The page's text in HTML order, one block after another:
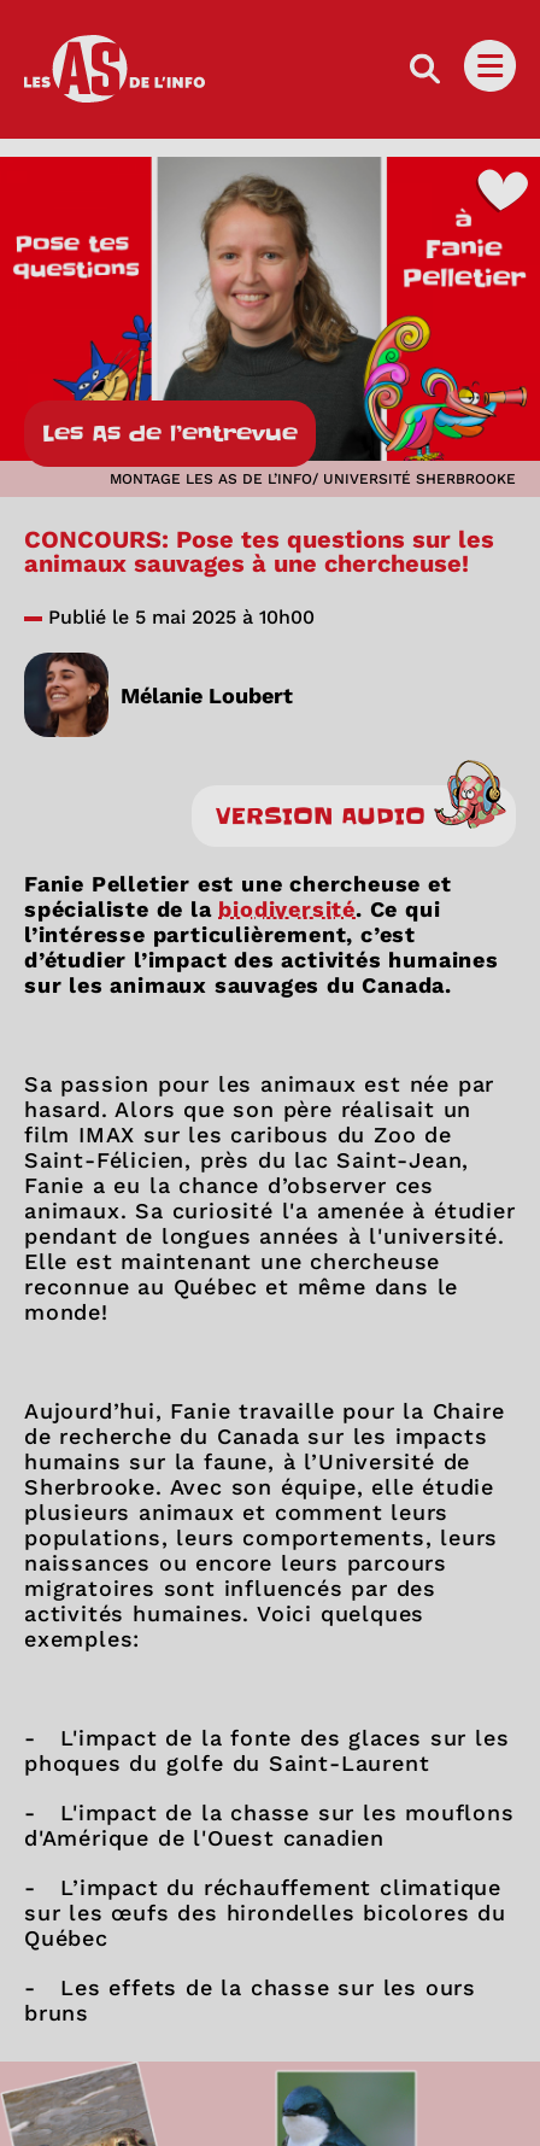
Les as de l'info
Les As de l’entrevue
MONTAGE LES AS DE L’INFO/ UNIVERSITÉ SHERBROOKE
CONCOURS: Pose tes questions sur les
animaux sauvages à une chercheuse!
Publié le 5 mai 2025 à 10h00
Mélanie Loubert
VERSION AUDIO
Fanie Pelletier est une chercheuse et
spécialiste de la biodiversité. Ce qui
l’intéresse particulièrement, c’est
d’étudier l’impact des activités humaines
sur les animaux sauvages du Canada.
Sa passion pour les animaux est née par
hasard. Alors que son père réalisait un
film IMAX sur les caribous du Zoo de
Saint-Félicien, près du lac Saint-Jean,
Fanie a eu la chance d’observer ces
animaux. Sa curiosité l'a amenée à étudier
pendant de longues années à l'université.
Elle est maintenant une chercheuse
reconnue au Québec et même dans le
monde!
Aujourd’hui, Fanie travaille pour la Chaire
de recherche du Canada sur les impacts
humains sur la faune, à l’Université de
Sherbrooke. Avec son équipe, elle étudie
plusieurs animaux et comment leurs
populations, leurs comportements, leurs
naissances ou encore leurs parcours
migratoires sont influencés par des
activités humaines. Voici quelques
exemples:
- L'impact de la fonte des glaces sur les
phoques du golfe du Saint-Laurent
- L'impact de la chasse sur les mouflons
d'Amérique de l'Ouest canadien
- L’impact du réchauffement climatique
sur les œufs des hirondelles bicolores du
Québec
- Les effets de la chasse sur les ours
bruns